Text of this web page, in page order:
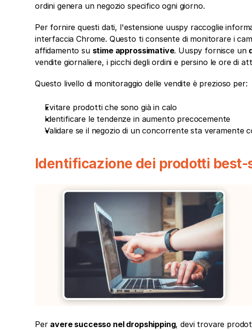
ordini genera un negozio specifico ogni giorno.
Per fornire questi dati, l'estensione uuspy raccoglie
interfaccia Chrome. Questo ti consente di monitorare i
affidamento su stime approssimative. Uuspy fornisce un
vendite giornaliere, i picchi degli ordini e persino le ore di
Questo livello di monitoraggio delle vendite è prezioso per:
Evitare prodotti che sono già in calo
Identificare le tendenze in aumento precocemente
Validare se il negozio di un concorrente sta veramente
Identificazione dei prodotti best-
Per avere successo nel dropshipping, devi trovare